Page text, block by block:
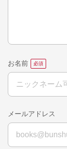
お名前
メールアドレス